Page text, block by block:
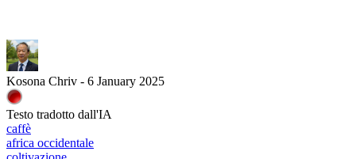
Kosona Chriv - 6 January 2025
Testo tradotto dall'IA
caffè
africa occidentale